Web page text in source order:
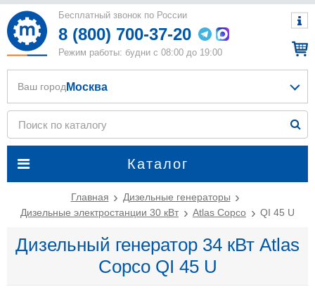
Бесплатный звонок по России
8 (800) 700-37-20
Режим работы: будни с 08:00 до 19:00
Каталог
Ваш город Москва
Главная
Дизельные генераторы
Дизельные электростанции 30 кВт
Atlas Copco QI 45 U
Дизельный генератор 34 кВт Atlas
Copco QI 45 U